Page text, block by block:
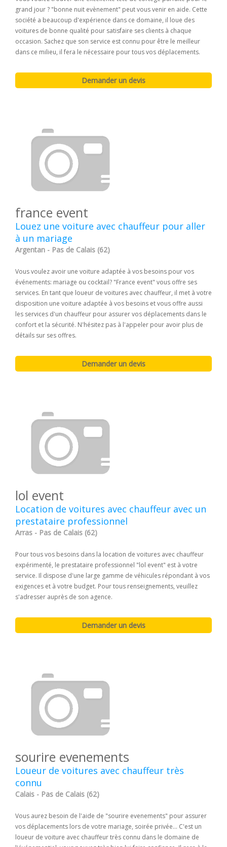
grand jour ? "bonne nuit evènement" peut vous venir en aide. Cette
société a beaucoup d'expérience dans ce domaine, il loue des
voitures de bonne qualité pour satisfaire ses clients à chaque
occasion. Sachez que son service est connu pour être le meilleur
dans ce milieu, il fera le nécessaire pour tous vos déplacements.
france event
Louez une voiture avec chauffeur pour aller
à un mariage
Argentan - Pas de Calais (62)
Vous voulez avoir une voiture adaptée à vos besoins pour vos
événements: mariage ou cocktail? "France event" vous offre ses
services. En tant que loueur de voitures avec chauffeur, il met à votre
disposition une voiture adaptée à vos besoins et vous offre aussi
les services d'un chauffeur pour assurer vos déplacements dans le
confort et la sécurité. N'hésitez pas à l'appeler pour avoir plus de
détails sur ses offres.
lol event
Location de voitures avec chauffeur avec un
prestataire professionnel
Arras - Pas de Calais (62)
Pour tous vos besoins dans la location de voitures avec chauffeur
expérimenté, le prestataire professionnel "lol event" est à votre
service. Il dispose d'une large gamme de véhicules répondant à vos
exigences et à votre budget. Pour tous renseignements, veuillez
s'adresser auprès de son agence.
sourire evenements
Loueur de voitures avec chauffeur très
connu
Calais - Pas de Calais (62)
Vous aurez besoin de l'aide de "sourire evenements" pour assurer
vos déplacements lors de votre mariage, soirée privée... C'est un
loueur de voiture avec chauffeur très connu dans le domaine de